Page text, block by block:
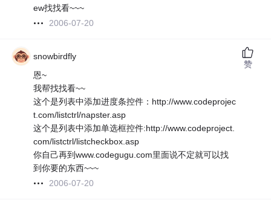
ew找找看~~~
2006-07-20
snowbirdfly
恩~
我帮找找看~~
这个是列表中添加进度条控件：http://www.codeprojec
t.com/listctrl/napster.asp
这个是列表中添加单选框控件:http://www.codeproject.
com/listctrl/listcheckbox.asp
你自己再到www.codegugu.com里面说不定就可以找
到你要的东西~~~
2006-07-20
赞